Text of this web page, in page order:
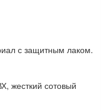
с защитным лаком.
жесткий сотовый